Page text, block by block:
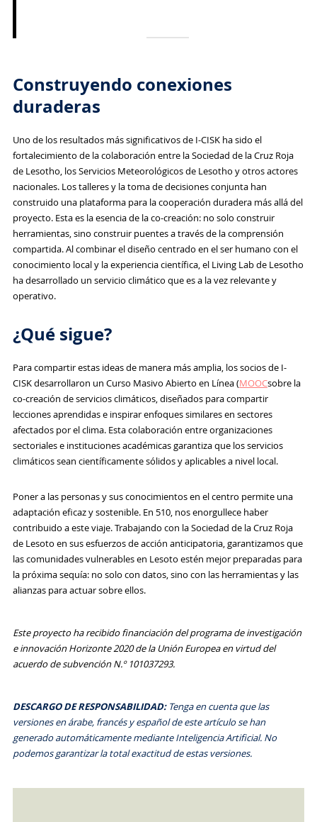
Construyendo conexiones
duraderas
Uno de los resultados más significativos de I-CISK ha sido el
fortalecimiento de la colaboración entre la Sociedad de la Cruz Roja
de Lesotho, los Servicios Meteorológicos de Lesotho y otros actores
nacionales. Los talleres y la toma de decisiones conjunta han
construido una plataforma para la cooperación duradera más allá del
proyecto. Esta es la esencia de la co-creación: no solo construir
herramientas, sino construir puentes a través de la comprensión
compartida. Al combinar el diseño centrado en el ser humano con el
conocimiento local y la experiencia científica, el Living Lab de Lesotho
ha desarrollado un servicio climático que es a la vez relevante y
operativo.
¿Qué sigue?
Para compartir estas ideas de manera más amplia, los socios de I-
CISK desarrollaron un Curso Masivo Abierto en Línea (MOOCsobre la
co-creación de servicios climáticos, diseñados para compartir
lecciones aprendidas e inspirar enfoques similares en sectores
afectados por el clima. Esta colaboración entre organizaciones
sectoriales e instituciones académicas garantiza que los servicios
climáticos sean científicamente sólidos y aplicables a nivel local.
Poner a las personas y sus conocimientos en el centro permite una
adaptación eficaz y sostenible. En 510, nos enorgullece haber
contribuido a este viaje. Trabajando con la Sociedad de la Cruz Roja
de Lesoto en sus esfuerzos de acción anticipatoria, garantizamos que
las comunidades vulnerables en Lesoto estén mejor preparadas para
la próxima sequía: no solo con datos, sino con las herramientas y las
alianzas para actuar sobre ellos.
Este proyecto ha recibido financiación del programa de investigación
e innovación Horizonte 2020 de la Unión Europea en virtud del
acuerdo de subvención N.º 101037293.
DESCARGO DE RESPONSABILIDAD:Tenga en cuenta que las
versiones en árabe, francés y español de este artículo se han
generado automáticamente mediante Inteligencia Artificial. No
podemos garantizar la total exactitud de estas versiones.